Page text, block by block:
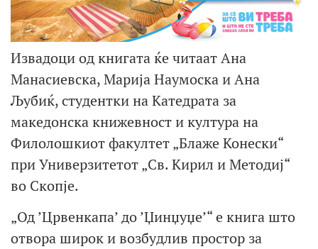
Извадоци од книгата ќе читаат Ана
Манасиевска, Марија Наумоска и Ана
Љубиќ, студентки на Катедрата за
македонска книжевност и култура на
Филолошкиот факултет „Блаже Конески“
при Универзитетот „Св. Кирил и Методиј“
во Скопје.
„Од ’Црвенкапа’ до ’Џинџуџе’“ е книга што
отвора широк и возбудлив простор за